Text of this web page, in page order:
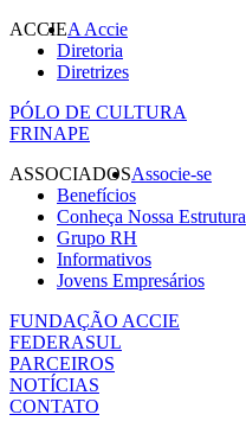
ACCIEA Accie
Diretoria
Diretrizes
PÓLO DE CULTURA
FRINAPE
ASSOCIADOSAssocie-se
Benefícios
Conheça Nossa Estrutura
Grupo RH
Informativos
Jovens Empresários
FUNDAÇÃO ACCIE
FEDERASUL
PARCEIROS
NOTÍCIAS
CONTATO